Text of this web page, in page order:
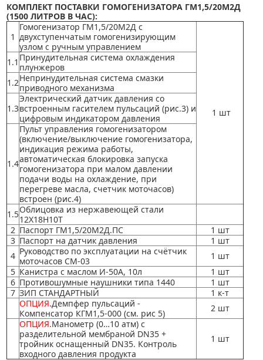
КОМПЛЕКТ ПОСТАВКИ ГОМОГЕНИЗАТОРА ГМ1,5/20М2Д
(1500 ЛИТРОВ В ЧАС):
1
Гомогенизатор ГМ1,5/20М2Д с
двухступенчатым гомогенизирующим
узлом с ручным управлением
1 шт
1.1 Принудительная система охлаждения
плунжеров
1.2Непринудительная система смазки
приводного механизма
1.3
Электрический датчик давления со
встроенным гасителем пульсаций (рис.3) и
цифровым индикатором давления
1.4
Пульт управления гомогенизатором
(включение/выключение гомогенизатора,
индикация режима работы,
автоматическая блокировка запуска
гомогенизатора при малом давлении
подачи воды на охлаждение, при
перегреве масла, счетчик моточасов)
встроен (рис.4)
1.5Облицовка из нержавеющей стали
12Х18Н10Т
2 Паспорт ГМ1,5/20М2Д.ПС
1 шт
3 Паспорт на датчик давления
1 шт
4 Руководство по эксплуатации на счётчик
моточасов СМ-03
1 шт
5 Канистра с маслом И-50А, 10л
1 шт
6 Противошумные наушники типа 1440
1 шт
7 ЗИП СТАНДАРТНЫЙ
1 к-т
ОПЦИЯ.Демпфер пульсаций -
Компенсатор КГМ1,5-000 (см. рис 5)
2 шт
ОПЦИЯ.Манометр (0…10 атм) с
разделительной мембраной DN35 +
тройник оснащенный DN35. Контроль
входного давления продукта
1 шт